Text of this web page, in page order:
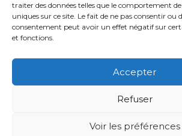
traiter des données telles que le comportement
uniques sur ce site. Le fait de ne pas consentir ou
consentement peut avoir un effet négatif sur
et fonctions.
Accepter
Refuser
Voir les préférences
Votre CPTS
Professionnels de